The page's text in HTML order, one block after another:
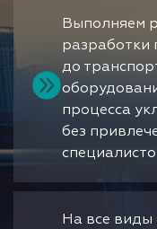
Выполняем
разработки
до
процесса
без
На все виды